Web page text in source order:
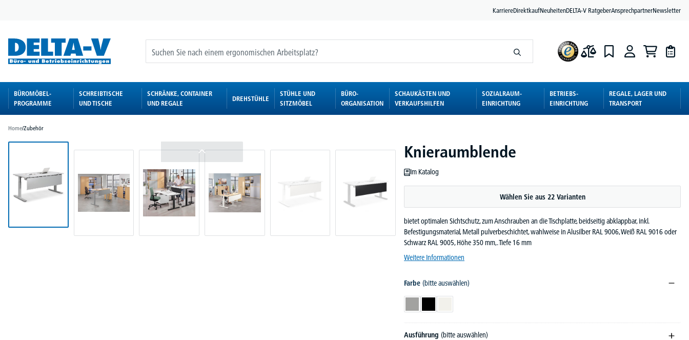
KarriereDirektkaufNeuheitenDELTA-V RatgeberAnsprechpartnerNewsletter
BÜROMÖBEL-
PROGRAMME
SCHREIBTISCHE
UND TISCHE
SCHRÄNKE, CONTAINER
UND REGALE
DREHSTÜHLE
STÜHLE UND
SITZMÖBEL
BÜRO-
ORGANISATION
SCHAUKÄSTEN UND
VERKAUFSHILFEN
SOZIALRAUM-
EINRICHTUNG
BETRIEBS-
EINRICHTUNG
REGALE, LAGER UND
TRANSPORT
Home/Zubehör
Knieraumblende
Im Katalog
Wählen Sie aus 22 Varianten
bietet optimalen Sichtschutz, zum Anschrauben an die Tischplatte, beidseitig abklappbar, inkl.
Befestigungsmaterial, Metall pulverbeschichtet, wahlweise in Alusilber RAL 9006, Weiß RAL 9016 oder
Schwarz RAL 9005, Höhe 350 mm,. Tiefe 16 mm
Weitere Informationen
Farbe (bitte auswählen)
Ausführung (bitte auswählen)